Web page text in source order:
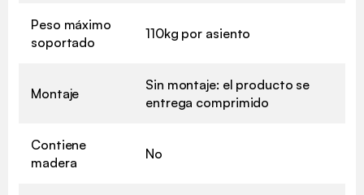
Peso máximo
soportado
110kg por asiento
Montaje
Sin montaje: el producto se
entrega comprimido
Contiene
madera
No